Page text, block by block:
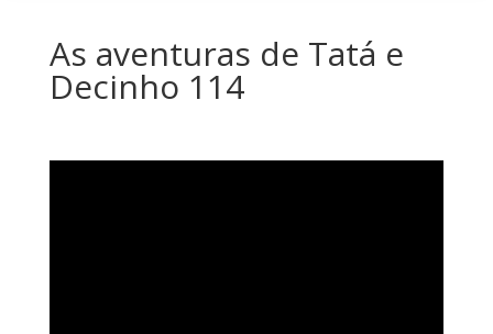
As aventuras de Tatá e
Decinho 114